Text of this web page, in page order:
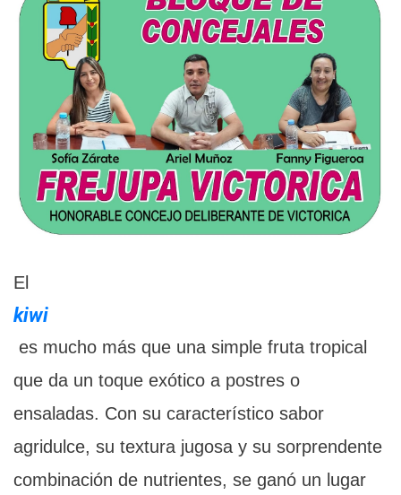
El
kiwi
es mucho más que una simple fruta tropical
que da un toque exótico a postres o
ensaladas. Con su característico sabor
agridulce, su textura jugosa y su sorprendente
combinación de nutrientes, se ganó un lugar